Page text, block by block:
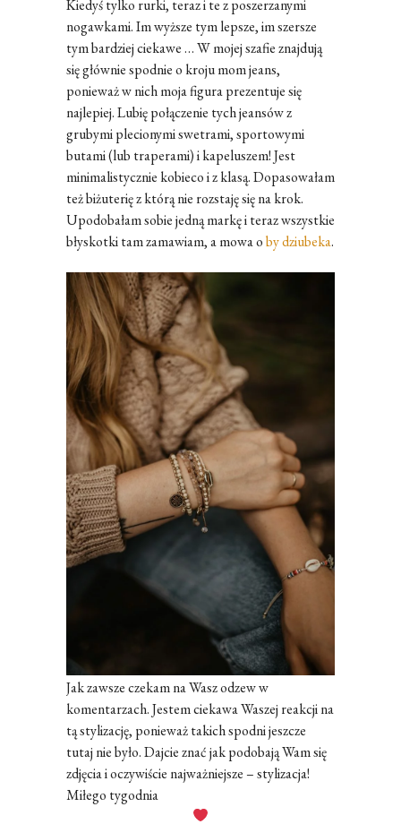
Kiedyś tylko rurki, teraz i te z poszerzanymi
nogawkami. Im wyższe tym lepsze, im szersze
tym bardziej ciekawe … W mojej szafie znajdują
się głównie spodnie o kroju mom jeans,
ponieważ w nich moja figura prezentuje się
najlepiej. Lubię połączenie tych jeansów z
grubymi plecionymi swetrami, sportowymi
butami (lub traperami) i kapeluszem! Jest
minimalistycznie kobieco i z klasą. Dopasowałam
też biżuterię z którą nie rozstaję się na krok.
Upodobałam sobie jedną markę i teraz wszystkie
błyskotki tam zamawiam, a mowa oby dziubeka.
Jak zawsze czekam na Wasz odzew w
komentarzach. Jestem ciekawa Waszej reakcji na
tą stylizację, ponieważ takich spodni jeszcze
tutaj nie było. Dajcie znać jak podobają Wam się
zdjęcia i oczywiście najważniejsze – stylizacja!
Miłego tygodnia